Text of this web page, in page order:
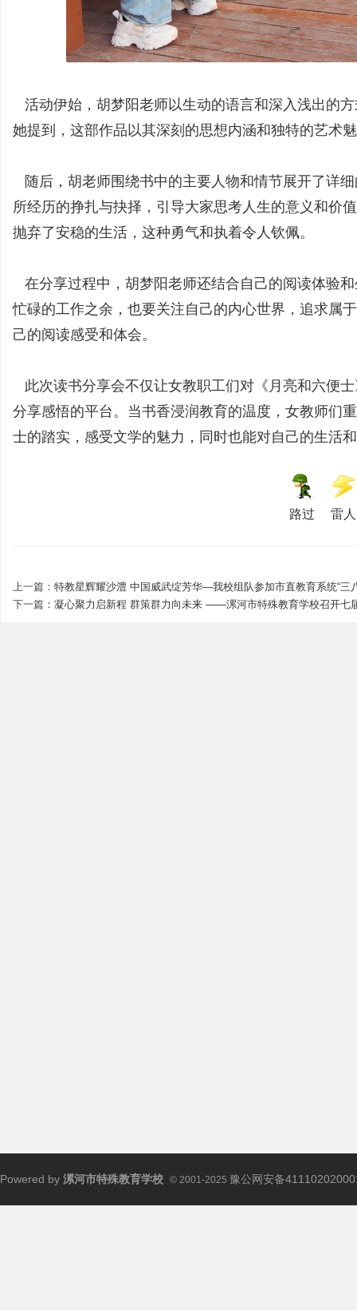
活动伊始，胡梦阳老师以生动的语言和深入浅出的
她提到，这部作品以其深刻的思想内涵和独特的艺术
随后，胡老师围绕书中的主要人物和情节展开了详
所经历的挣扎与抉择，引导大家思考人生的意义和价
抛弃了安稳的生活，这种勇气和执着令人钦佩。
在分享过程中，胡梦阳老师还结合自己的阅读体验
忙碌的工作之余，也要关注自己的内心世界，追求属
己的阅读感受和体会。
此次读书分享会不仅让女教职工们对《月亮和六便
分享感悟的平台。当书香浸润教育的温度，女教师们
士的踏实，感受文学的魅力，同时也能对自己的生活
路过 雷人
上一篇： 特教星辉耀沙澧 中国威武绽芳华—我校组队参加市直教育系统“三
下一篇： 凝心聚力启新程 群策群力向未来 ——漯河市特殊教育学校召开七
Powered by 漯河市特殊教育学校 © 2001-2025 豫公网安备